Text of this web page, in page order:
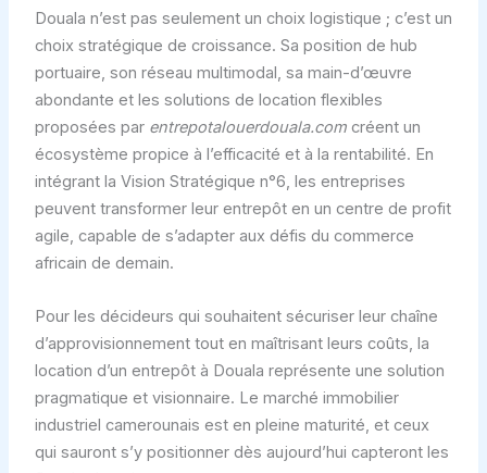
Douala n’est pas seulement un choix logistique ; c’est un
choix stratégique de croissance. Sa position de hub
portuaire, son réseau multimodal, sa main-d’œuvre
abondante et les solutions de location flexibles
proposées par entrepotalouerdouala.comcréent un
écosystème propice à l’efficacité et à la rentabilité. En
intégrant la Vision Stratégique n°6, les entreprises
peuvent transformer leur entrepôt en un centre de profit
agile, capable de s’adapter aux défis du commerce
africain de demain.
Pour les décideurs qui souhaitent sécuriser leur chaîne
d’approvisionnement tout en maîtrisant leurs coûts, la
location d’un entrepôt à Douala représente une solution
pragmatique et visionnaire. Le marché immobilier
industriel camerounais est en pleine maturité, et ceux
qui sauront s’y positionner dès aujourd’hui capteront les